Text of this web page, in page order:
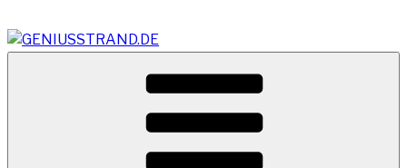
Inhalt
springen
GENIUSSTRAND.DE
Vom Geniusstrand zum JadeWeserPort/Container
Terminal Wilhelmshaven